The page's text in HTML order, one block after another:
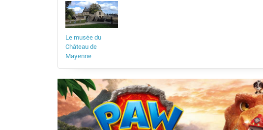
Le musée du
Château de
Mayenne